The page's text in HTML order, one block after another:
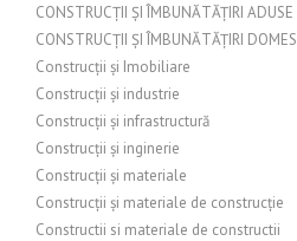
CONSTRUCȚII ȘI ÎMBUNĂTĂȚIRI ADUSE
CONSTRUCȚII ȘI ÎMBUNĂTĂȚIRI
Construcții și Imobiliare
Construcții și industrie
Construcții și infrastructură
Construcții și inginerie
Construcții și materiale
Construcții și materiale de construcție
Constructii si materiale de constructii